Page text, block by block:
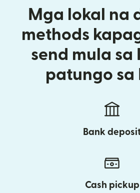
Mga lokal na
methods
send mula sa
patungo sa
Bank
Cash pickup